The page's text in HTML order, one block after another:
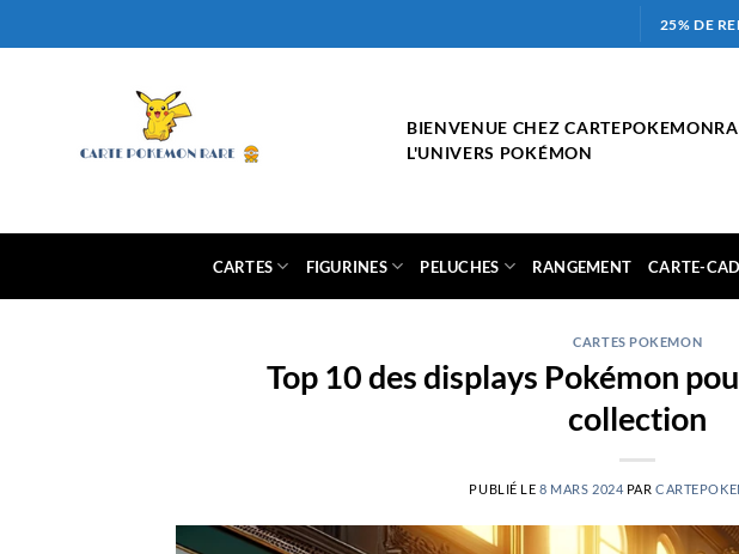
au
25% DE
BIENVENUE CHEZ
L'UNIVERS POKÉMON
CARTES FIGURINES PELUCHES RANGEMENT CARTE-
CARTES POKEMON
Top 10 des displays Pokémon
collection
PUBLIÉ LE8 MARS 2024 PAR